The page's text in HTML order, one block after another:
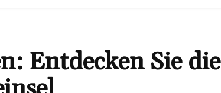
Entdecken Sie die